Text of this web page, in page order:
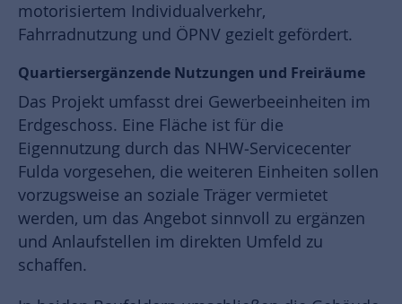
motorisiertem Individualverkehr,
Fahrradnutzung und ÖPNV gezielt gefördert.
Quartiersergänzende Nutzungen und Freiräume
Das Projekt umfasst drei Gewerbeeinheiten im
Erdgeschoss. Eine Fläche ist für die
Eigennutzung durch das NHW‑Servicecenter
Fulda vorgesehen, die weiteren Einheiten sollen
vorzugsweise an soziale Träger vermietet
werden, um das Angebot sinnvoll zu ergänzen
und Anlaufstellen im direkten Umfeld zu
schaffen.